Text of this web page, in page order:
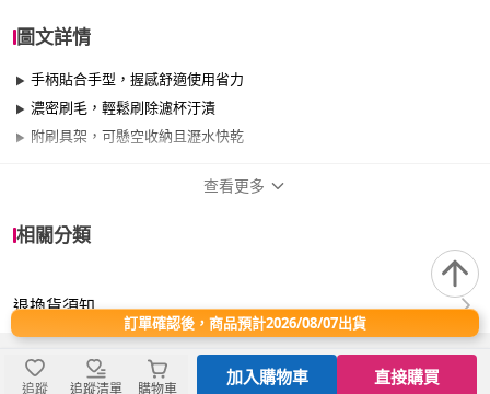
圖文詳情
手柄貼合手型，握感舒適使用省力
濃密刷毛，輕鬆刷除濾杯汙漬
附刷具架，可懸空收納且瀝水快乾
適用於 浴室、廚房、餐廳、室內、室外
尺寸：[鍋刷]直徑6×高8cm、[刷架]直徑5.5×高8.3cm
查看更多
相關分類
退換貨須知
訂單確認後，商品預計2026/08/07出貨
追蹤 追蹤清單 購物車
加入購物車 直接購買